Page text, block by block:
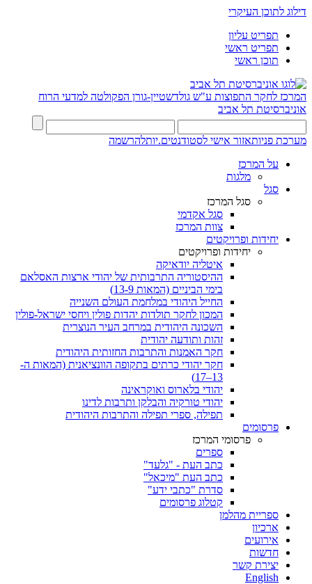
דילוג לתוכן העיקרי
תפריט עליון
תפריט ראשי
תוכן ראשי
המרכז לחקר התפוצות ע"ש גולדשטיין-גורן הפקולטה למדעי הרוח
אוניברסיטת תל אביב
מערכת פניותאזור אישי לסטודנטים.יותלהרשמה
על המרכז
מלגות
סגל
סגל המרכז
סגל אקדמי
צוות המרכז
יחידות ופרויקטים
יחידות ופרויקטים
איטליה יודאיקה
ההיסטוריה התרבותית של יהודי ארצות האסלאם
בימי הביניים (המאות 13-9)
החייל היהודי במלחמת העולם השנייה
המכון לחקר תולדות יהדות פולין ויחסי ישראל-פולין
השכונה היהודית במרחב העיר הנוצרית
זהות ותודעה יהודית
חקר האמנות והתרבות החזותית היהודית
חקר יהודי כרתים בתקופה הוונציאנית (המאות ה-
13–17)
יהודי בלארוס ואוקראינה
יהודי טורקיה והבלקן ותרבות לדינו
תפילה, ספרי תפילה והתרבות היהודית
פרסומים
פרסומי המרכז
ספרים
כתב העת - "גלעד"
כתב העת "מיכאל"
סדרת "כתבי ידע"
קטלוג פרסומים
ספריית מהלמן
ארכיון
אירועים
חדשות
יצירת קשר
English